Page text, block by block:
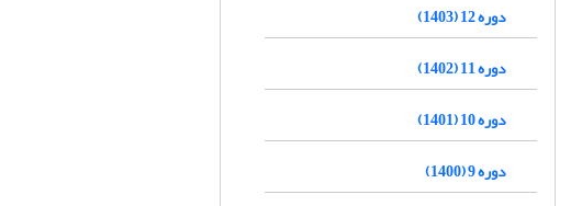
دوره 12 (1403)
دوره 11 (1402)
دوره 10 (1401)
دوره 9 (1400)